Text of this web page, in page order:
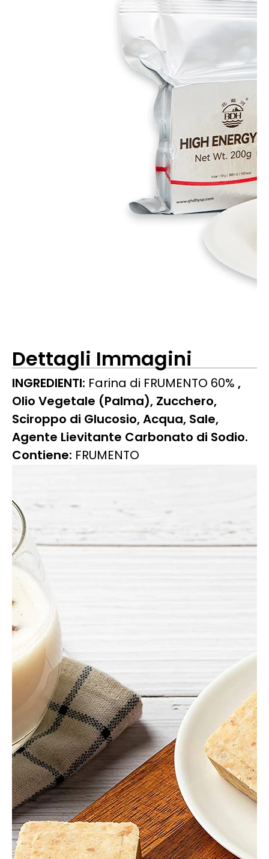
Dettagli Immagini
INGREDIENTI: Farina di FRUMENTO 60% ,
Olio Vegetale (Palma), Zucchero,
Sciroppo di Glucosio, Acqua, Sale,
Agente Lievitante Carbonato di Sodio.
Contiene: FRUMENTO